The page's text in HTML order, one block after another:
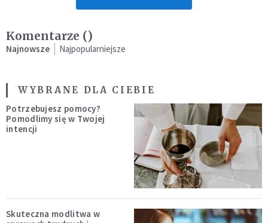
Komentarze ()
Najnowsze Najpopularniejsze
WYBRANE DLA CIEBIE
Potrzebujesz pomocy?
Pomodlimy się w Twojej
intencji
Skuteczna modlitwa w